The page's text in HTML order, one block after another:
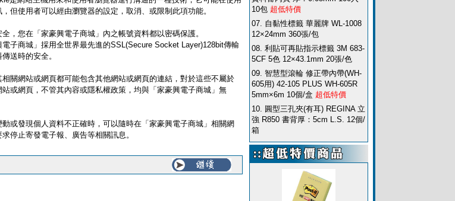
但使用者可以經由瀏覽器的設定，取消、或限制此項功能。
，您在「家豪興電子商城」內之帳號資料都以密碼保護。
子商城」採用全世界最先進的SSL(Secure Socket Layer)128bit傳輸
送時的安全。
相關網站或網頁都可能包含其他網站或網頁的連結，對於這些不屬於
站或網頁，不管其內容或隱私權政策，均與「家豪興電子商城」無
或發現個人資料不正確時，可以隨時在「家豪興電子商城」相關網
停止寄發電子報、廣告等相關訊息。
10包 超低特價
07. 自黏性標籤 華麗牌 WL-1008
12×24mm 360張/包
08. 利貼可再貼指示標籤 3M 683-
5CF 5色 12×43.1mm 20張/色
09. 智慧型滾輪 修正帶內帶(WH-
605用) 42-105 PLUS WH-605R
5mm×6m 10個/盒 超低特價
10. 圓型三孔夾(有耳) REGINA 立
強 R850 書背厚：5cm L.S. 12個/
箱